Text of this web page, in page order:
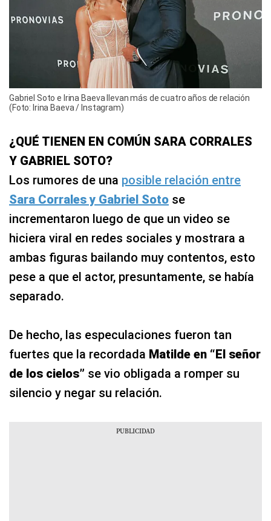
Gabriel Soto e Irina Baeva llevan más de cuatro años de relación
(Foto: Irina Baeva / Instagram)
¿QUÉ TIENEN EN COMÚN SARA CORRALES
Y GABRIEL SOTO?
Los rumores de una posible relación entre
Sara Corrales y Gabriel Soto se
incrementaron luego de que un video se
hiciera viral en redes sociales y mostrara a
ambas figuras bailando muy contentos, esto
pese a que el actor, presuntamente, se había
separado.
De hecho, las especulaciones fueron tan
fuertes que la recordada Matilde en “El señor
de los cielos” se vio obligada a romper su
silencio y negar su relación.